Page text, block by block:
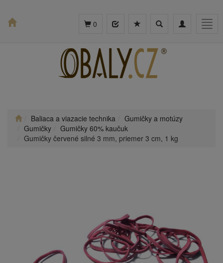
Toggle
Toggle
0
Baliaca a viazacie technika
Gumičky a motúzy
Gumičky
Gumičky 60% kaučuk
Gumičky červené silné 3 mm, priemer 3 cm, 1 kg